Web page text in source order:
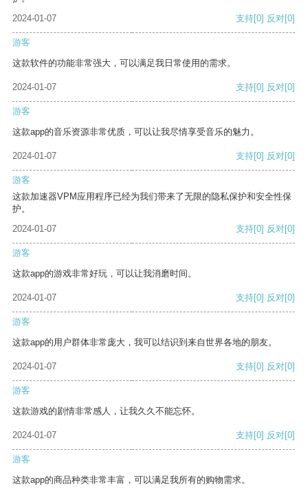
2024-01-07
支持[0] 反对[0]
游客
这款软件的功能非常强大，可以满足我日常使用的需求。
2024-01-07 支持[0] 反对[0]
游客
这款app的音乐资源非常优质，可以让我尽情享受音乐的魅力。
2024-01-07 支持[0] 反对[0]
游客
这款加速器VPM应用程序已经为我们带来了无限的隐私保护和安全性保
护。
2024-01-07
支持[0] 反对[0]
游客
这款app的游戏非常好玩，可以让我消磨时间。
2024-01-07 支持[0] 反对[0]
游客
这款app的用户群体非常庞大，我可以结识到来自世界各地的朋友。
2024-01-07 支持[0] 反对[0]
游客
这款游戏的剧情非常感人，让我久久不能忘怀。
2024-01-07 支持[0] 反对[0]
游客
这款app的商品种类非常丰富，可以满足我所有的购物需求。